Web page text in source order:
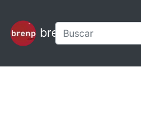
brenp